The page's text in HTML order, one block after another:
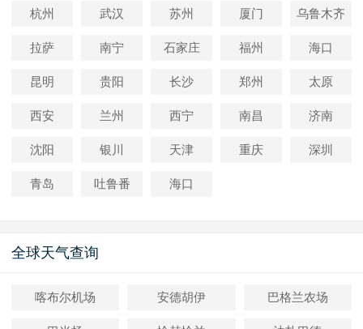
杭州 武汉 苏州 厦门 乌鲁木齐
拉萨 南宁 石家庄 福州 海口
昆明 贵阳 长沙 郑州 太原
西安 兰州 西宁 南昌 济南
沈阳 银川 天津 重庆 深圳
青岛 吐鲁番 海口
全球天气查询
喀布尔机场 安德胡伊 巴格兰农场